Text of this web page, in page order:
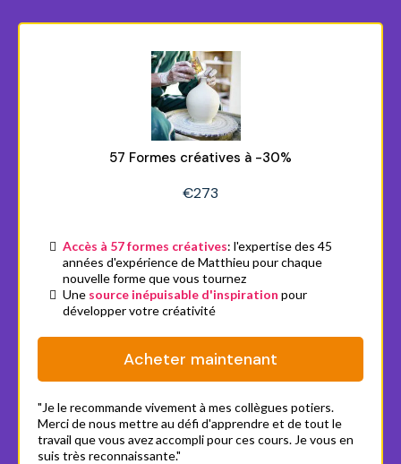
57 Formes créatives à -30%
€273
Accès à 57 formes créatives: l'expertise des 45
années d'expérience de Matthieu pour chaque
nouvelle forme que vous tournez
Une source inépuisable d'inspiration pour
développer votre créativité
Acheter maintenant
"Je le recommande vivement à mes collègues potiers.
Merci de nous mettre au défi d'apprendre et de tout le
travail que vous avez accompli pour ces cours. Je vous en
suis très reconnaissante."